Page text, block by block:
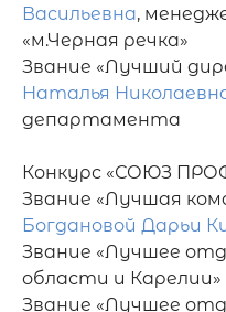
Васильевна,
«м.Черная
Звание «Лучший
Наталья
департамента
Конкурс «СОЮЗ
Богдановой Дарьи
Звание «Лучшее
области и Карелии»
Звание «Лучшее